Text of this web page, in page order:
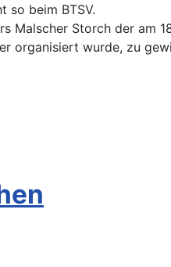
so beim BTSV.
Malscher Storch der am
wurde, zu